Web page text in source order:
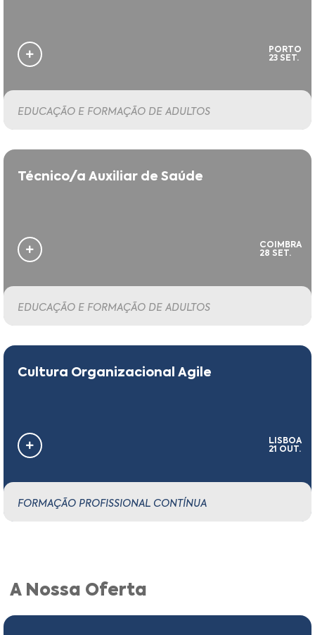
PORTO
23 SET.
EDUCAÇÃO E FORMAÇÃO DE ADULTOS
Técnico/a Auxiliar de Saúde
COIMBRA
28 SET.
EDUCAÇÃO E FORMAÇÃO DE ADULTOS
Cultura Organizacional Agile
LISBOA
21 OUT.
FORMAÇÃO PROFISSIONAL CONTÍNUA
A Nossa Oferta